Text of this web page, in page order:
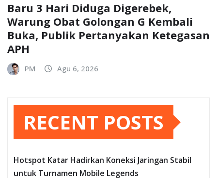
Baru 3 Hari Diduga Digerebek,
Warung Obat Golongan G Kembali
Buka, Publik Pertanyakan Ketegasan
APH
PM Agu 6, 2026
RECENT POSTS
Hotspot Katar Hadirkan Koneksi Jaringan Stabil
untuk Turnamen Mobile Legends